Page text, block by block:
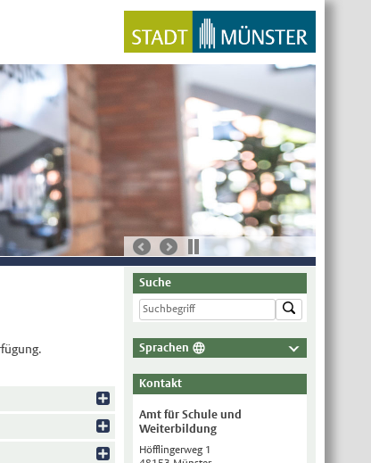
Suche
Sprachen
Deutsch
Nederlands
English
Українська
Kontakt
Amt für Schule und
Weiterbildung
Höfflingerweg 1